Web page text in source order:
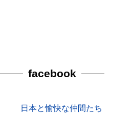
facebook
日本と愉快な仲間たち